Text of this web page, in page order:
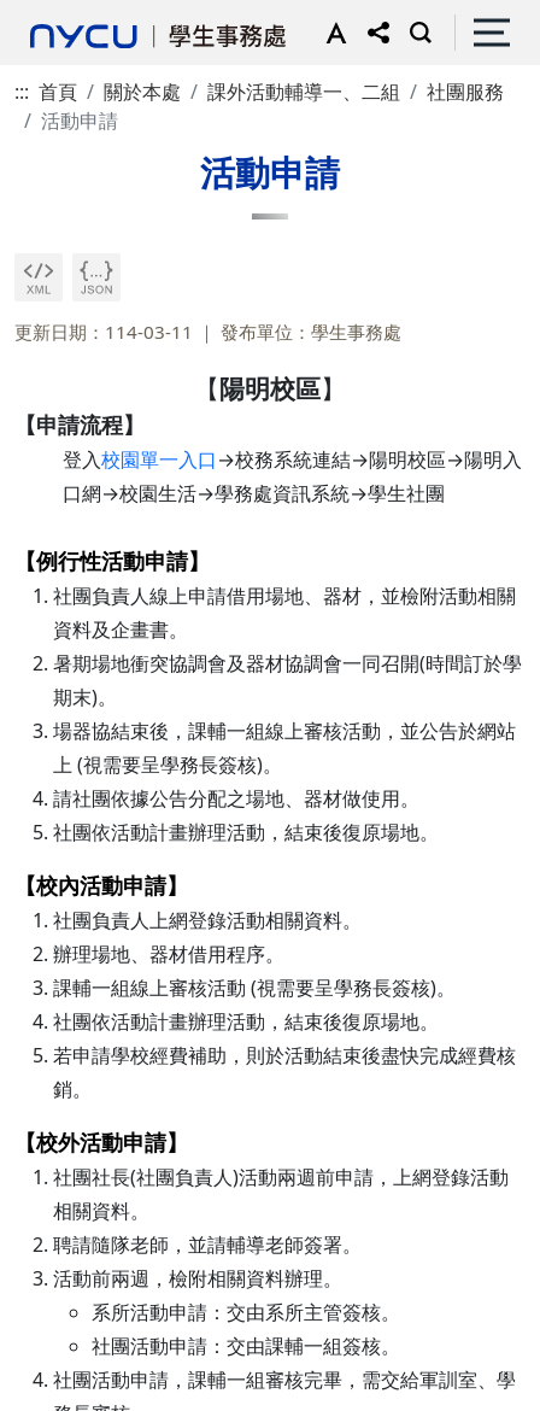
::: 首頁 關於本處 課外活動輔導一、二組
社團服務
活動申請
活動申請
更新日期：114-03-11 發布單位：學生事務處
【陽明校區】
【申請流程】
登入校園單一入口→校務系統連結→陽明校區→陽明入
口網→校園生活→學務處資訊系統→學生社團
【例行性活動申請】
社團負責人線上申請借用場地、器材，並檢附活動相關
資料及企畫書。
暑期場地衝突協調會及器材協調會一同召開(時間訂於學
期末)。
場器協結束後，課輔一組線上審核活動，並公告於網站
上 (視需要呈學務長簽核)。
請社團依據公告分配之場地、器材做使用。
社團依活動計畫辦理活動，結束後復原場地。
【校內活動申請】
社團負責人上網登錄活動相關資料。
辦理場地、器材借用程序。
課輔一組線上審核活動 (視需要呈學務長簽核)。
社團依活動計畫辦理活動，結束後復原場地。
若申請學校經費補助，則於活動結束後盡快完成經費核
銷。
【校外活動申請】
社團社長(社團負責人)活動兩週前申請，上網登錄活動
相關資料。
聘請隨隊老師，並請輔導老師簽署。
活動前兩週，檢附相關資料辦理。
系所活動申請：交由系所主管簽核。
社團活動申請：交由課輔一組簽核。
社團活動申請，課輔一組審核完畢，需交給軍訓室、學